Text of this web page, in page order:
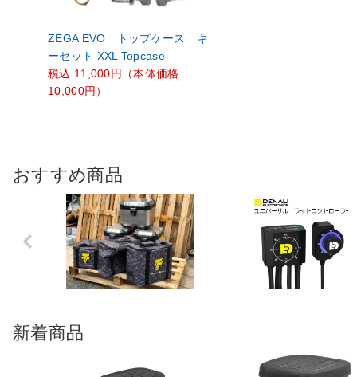
ZEGA EVO トップケース キ
ーセッ ト XXL Topcase
税込 11,000円（本体価格
10,000円）
おすすめ商品
Previo
us
新着商品